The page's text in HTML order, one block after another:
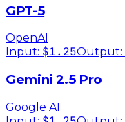
GPT-5
OpenAI
Input: $1.25Output:
Gemini 2.5 Pro
Google AI